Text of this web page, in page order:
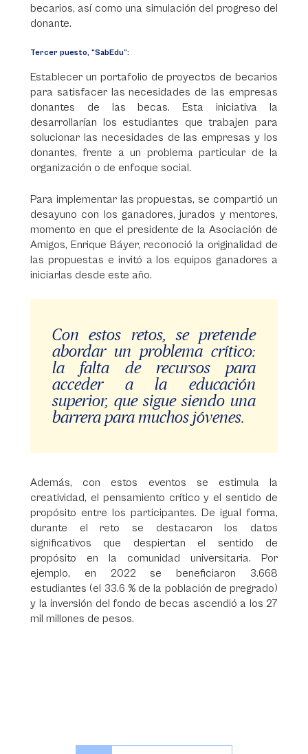
becarios, así como una simulación del progreso del
donante.
Tercer puesto, “SabEdu”:
Establecer un portafolio de proyectos de becarios
para satisfacer las necesidades de las empresas
donantes de las becas. Esta iniciativa la
desarrollarían los estudiantes que trabajen para
solucionar las necesidades de las empresas y los
donantes, frente a un problema particular de la
organización o de enfoque social.
Para implementar las propuestas, se compartió un
desayuno con los ganadores, jurados y mentores,
momento en que el presidente de la Asociación de
Amigos, Enrique Báyer, reconoció la originalidad de
las propuestas e invitó a los equipos ganadores a
iniciarlas desde este año.
Con estos retos, se pretende
abordar un problema crítico:
la falta de recursos para
acceder a la educación
superior, que sigue siendo una
barrera para muchos jóvenes.
Además, con estos eventos se estimula la
creatividad, el pensamiento crítico y el sentido de
propósito entre los participantes. De igual forma,
durante el reto se destacaron los datos
significativos que despiertan el sentido de
propósito en la comunidad universitaria. Por
ejemplo, en 2022 se beneficiaron 3.668
estudiantes (el 33.6 % de la población de pregrado)
y la inversión del fondo de becas ascendió a los 27
mil millones de pesos.